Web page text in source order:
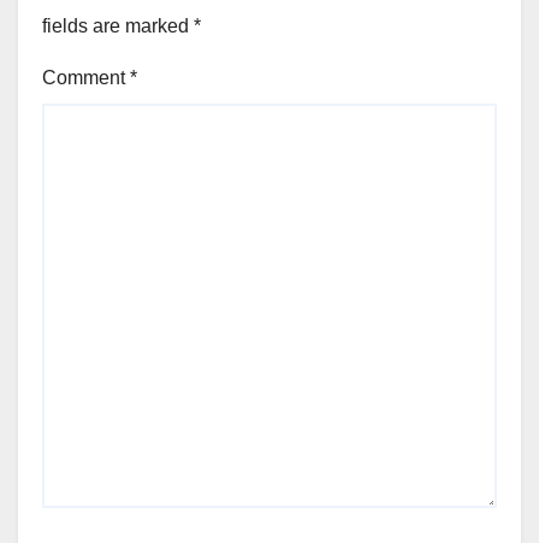
fields are marked *
Comment*